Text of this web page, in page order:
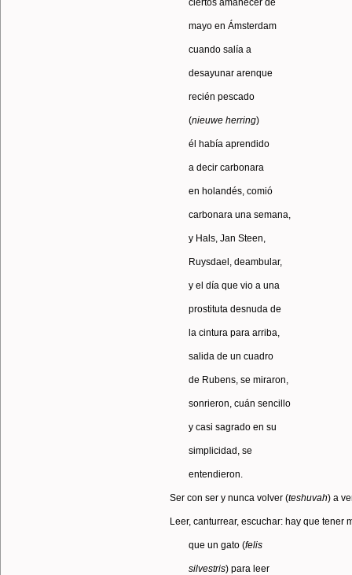
ciertos amanecer de
mayo en Ámsterdam
cuando salía a
desayunar arenque
recién pescado
(nieuwe herring)
él había aprendido
a decir carbonara
en holandés, comió
carbonara una semana,
y Hals, Jan Steen,
Ruysdael, deambular,
y el día que vio a una
prostituta desnuda de
la cintura para arriba,
salida de un cuadro
de Rubens, se miraron,
sonrieron, cuán sencillo
y casi sagrado en su
simplicidad, se
entendieron.
Ser con ser y nunca volver (teshuvah) a
Leer, canturrear, escuchar: hay que tener
que un gato (felis
silvestris) para leer